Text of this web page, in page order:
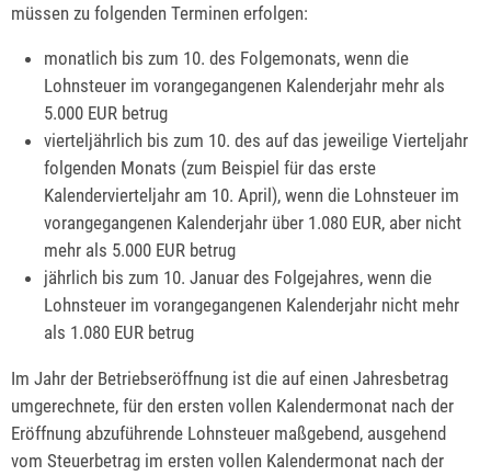
müssen zu folgenden Terminen erfolgen:
monatlich bis zum 10. des Folgemonats, wenn die
Lohnsteuer im vorangegangenen Kalenderjahr mehr als
5.000 EUR betrug
vierteljährlich bis zum 10. des auf das jeweilige Vierteljahr
folgenden Monats (zum Beispiel für das erste
Kalendervierteljahr am 10. April), wenn die Lohnsteuer im
vorangegangenen Kalenderjahr über 1.080 EUR, aber nicht
mehr als 5.000 EUR betrug
jährlich bis zum 10. Januar des Folgejahres, wenn die
Lohnsteuer im vorangegangenen Kalenderjahr nicht mehr
als 1.080 EUR betrug
Im Jahr der Betriebseröffnung ist die auf einen Jahresbetrag
umgerechnete, für den ersten vollen Kalendermonat nach der
Eröffnung abzuführende Lohnsteuer maßgebend, ausgehend
vom Steuerbetrag im ersten vollen Kalendermonat nach der